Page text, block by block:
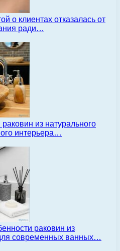
о клиентах отказалась от
ради…
из натурального
интерьера…
раковин из
современных ванных…